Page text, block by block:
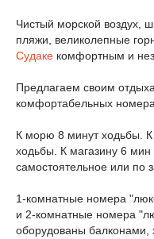
Чистый морской воздух,
пляжи, великолепные
Судаке комфортным и
Предлагаем своим
комфортабельных
К морю 8 минут ходьбы.
ходьбы. К магазину 6
самостоятельное или по
1-комнатные номера
и 2-комнатные номера
оборудованы балконами,